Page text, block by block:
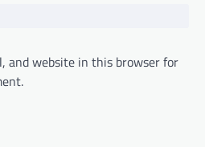
and website in this browser for